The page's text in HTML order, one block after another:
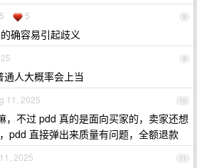
8
5
确容易引起歧义
9
通人大概率会上当
10
11, 2025
，不过 pdd 真的是面向买家的，卖家还想
pdd 直接弹出来质量有问题，全额退款
11
2025